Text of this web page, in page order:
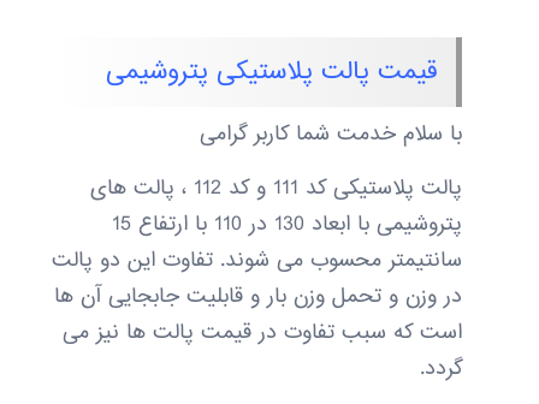
قیمت پالت پلاستیکی پتروشیمی
با سلام خدمت شما کاربر گرامی
پالت پلاستیکی کد 111 و کد 112 ، پالت های
پتروشیمی با ابعاد 130 در 110 با ارتفاع 15
سانتیمتر محسوب می شوند. تفاوت این دو پالت
در وزن و تحمل وزن بار و قابلیت جابجایی آن ها
است که سبب تفاوت در قیمت پالت ها نیز می
گردد.